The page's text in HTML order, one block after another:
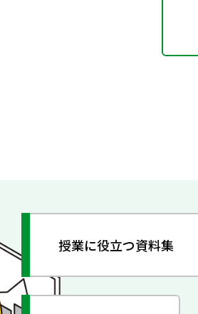
授業に役立つ資料集